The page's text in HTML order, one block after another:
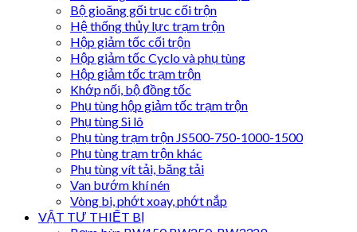
Bộ gioăng gối trục cối trộn
Hệ thống thủy lực trạm trộn
Hộp giảm tốc cối trộn
Hộp giảm tốc Cyclo và phụ tùng
Hộp giảm tốc trạm trộn
Khớp nối, bộ đồng tốc
Phụ tùng hộp giảm tốc trạm trộn
Phụ tùng Si lô
Phụ tùng trạm trộn JS500-750-1000-1500
Phụ tùng trạm trộn khác
Phụ tùng vít tải, băng tải
Van bướm khí nén
Vòng bi, phớt xoay, phớt nắp
VẬT TƯ THIẾT BỊ